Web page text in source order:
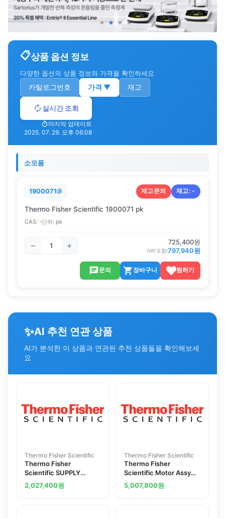
상품 옵션 정보
다양한 옵션의 상품 정보와 가격을 확인하세요
카탈로그번호 가격 ▼ 재고
실시간 조회
마지막 업데이트
2025. 07. 29. 오후 06:08
소모품
1900071 재고문의 재고:-
Thermo Fisher Scientific 1900071 pk
CAS: -단위: pk
725,400원
(VAT포함)797,940원
문의 장바구니 찜하기
✨AI 추천 연관 상품
AI가 분석한 이 상품과 연관된 추천 상품들을 확인해보세
요
Thermo Fisher Scientific
Thermo Fisher
Scientific SUPPLY
BLOWER
2,027,400원
Thermo Fisher Scientific
Thermo Fisher
Scientific Motor Assy
Sbda 115V BEL-7630-
81111
5,007,800원